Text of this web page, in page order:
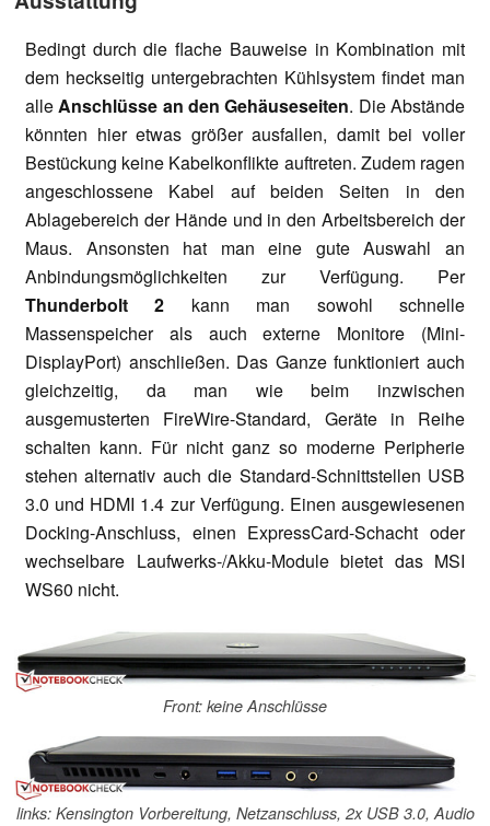
Bedingt durch die flache Bauweise in Kombination mit
dem heckseitig untergebrachten Kühlsystem findet man
alleAnschlüsse an den Gehäuseseiten. Die Abstände
könnten hier etwas größer ausfallen, damit bei voller
Bestückung keine Kabelkonflikte auftreten. Zudem ragen
angeschlossene Kabel auf beiden Seiten in den
Ablagebereich der Hände und in den Arbeitsbereich der
Maus. Ansonsten hat man eine gute Auswahl an
Anbindungsmöglichkeiten zur Verfügung. Per
Thunderbolt 2 kann man sowohl schnelle
Massenspeicher als auch externe Monitore (Mini-
DisplayPort) anschließen. Das Ganze funktioniert auch
gleichzeitig, da man wie beim inzwischen
ausgemusterten FireWire-Standard, Geräte in Reihe
schalten kann. Für nicht ganz so moderne Peripherie
stehen alternativ auch die Standard-Schnittstellen USB
3.0 und HDMI 1.4 zur Verfügung. Einen ausgewiesenen
Docking-Anschluss, einen ExpressCard-Schacht oder
wechselbare Laufwerks-/Akku-Module bietet das MSI
WS60 nicht.
Front: keine Anschlüsse
links: Kensington Vorbereitung, Netzanschluss, 2x USB 3.0, Audio